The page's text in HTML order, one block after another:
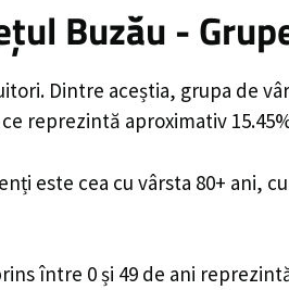
Buzău -
Dintre aceștia, grupa de
reprezintă aproximativ
este cea cu vârsta 80+ ani,
între 0 și 49 de ani